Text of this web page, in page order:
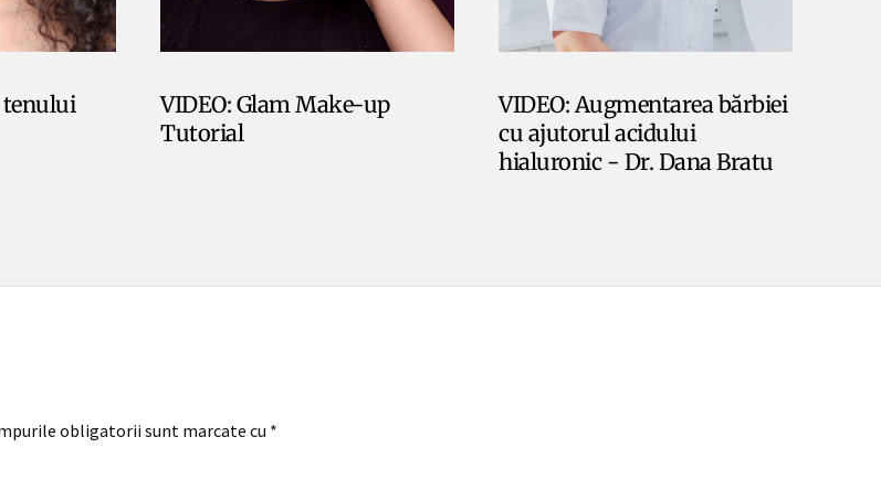
tenului
VIDEO: Glam Make-up
Tutorial
VIDEO: Augmentarea bărbiei
cu ajutorul acidului
hialuronic - Dr. Dana Bratu
obligatorii sunt marcate cu *